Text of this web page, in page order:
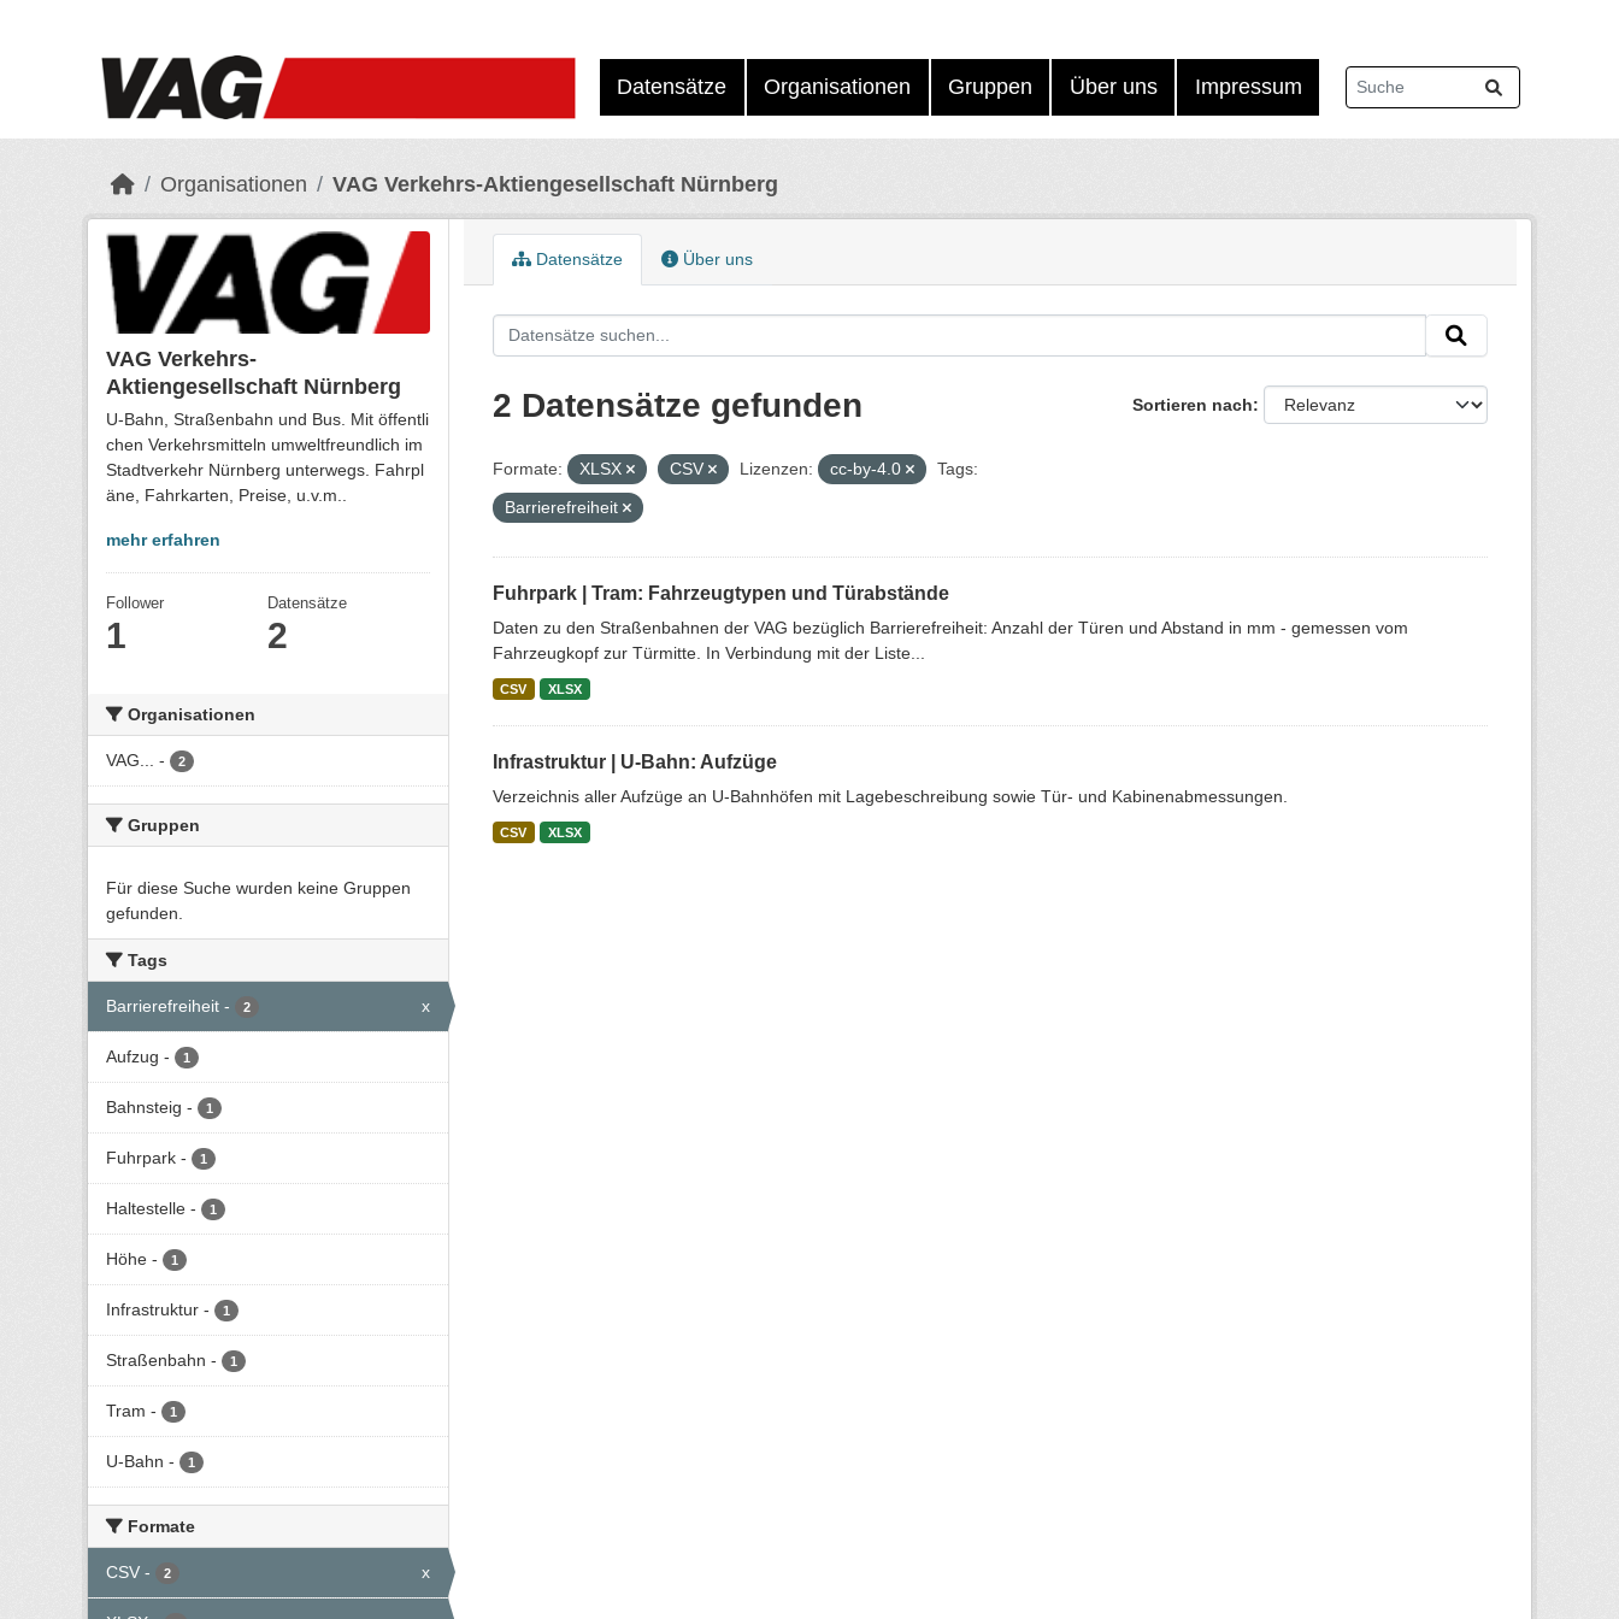
Datensätze Organisationen Gruppen Über uns Impressum
Organisationen VAG Verkehrs-Aktiengesellschaft Nürnberg
VAG Verkehrs-
Aktiengesellschaft Nürnberg
U-Bahn, Straßenbahn und Bus. Mit öffentli
chen Verkehrsmitteln umweltfreundlich im
Stadtverkehr Nürnberg unterwegs. Fahrpl
äne, Fahrkarten, Preise, u.v.m..
mehr erfahren
Follower
1
Datensätze
2
Organisationen
VAG... - 2
Gruppen
Für diese Suche wurden keine Gruppen
gefunden.
Tags
Barrierefreiheit - 2 x
Aufzug - 1
Bahnsteig - 1
Fuhrpark - 1
Haltestelle - 1
Höhe - 1
Infrastruktur - 1
Straßenbahn - 1
Tram - 1
U-Bahn - 1
Formate
CSV - 2 x
Datensätze Über uns
Sortieren nach
2 Datensätze gefunden
Formate: XLSX CSV Lizenzen: cc-by-4.0
Tags:
Barrierefreiheit
Fuhrpark | Tram: Fahrzeugtypen und Türabstände
Daten zu den Straßenbahnen der VAG bezüglich Barrierefreiheit: Anzahl der Türen und Abstand in mm - gemessen vom
Fahrzeugkopf zur Türmitte. In Verbindung mit der Liste...
CSV XLSX
Infrastruktur | U-Bahn: Aufzüge
Verzeichnis aller Aufzüge an U-Bahnhöfen mit Lagebeschreibung sowie Tür- und Kabinenabmessungen.
CSV XLSX